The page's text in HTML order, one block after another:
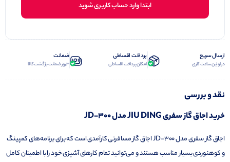
ابتدا وارد حساب کاربری شوید
ارسال سریع
در اولین ساعت کاری
پرداخت اقساطی
امکان پرداخت اقساطی
ضمانت
3 روز ضمانت بازگشت کالا
نقد و بررسی
خرید اجاق گاز سفری JIU DING مدل JD-300
اجاق گاز سفری مدل JD-300 اجاق گاز مسافرتی کارآمدی است که برای برنامه‌های کمپینگ
و کوهنوردی بسیار مناسب هستند و می‌توانید تمام کارهای آشپزی خود را با اطمینان کامل